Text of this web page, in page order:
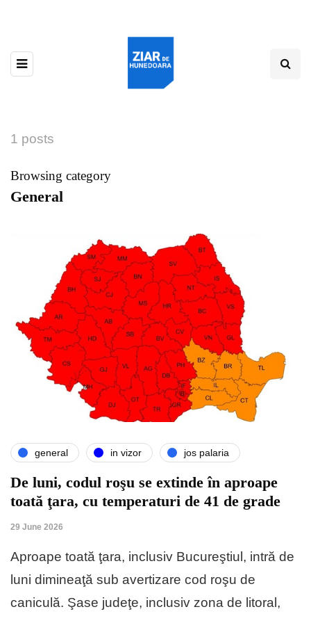
1 posts
Browsing category
General
general in vizor jos palaria
De luni, codul roşu se extinde în aproape
toată ţara, cu temperaturi de 41 de grade
29 June 2026
Aproape toată ţara, inclusiv Bucureştiul, intră de
luni dimineaţă sub avertizare cod roşu de
caniculă. Şase judeţe, inclusiv zona de litoral,